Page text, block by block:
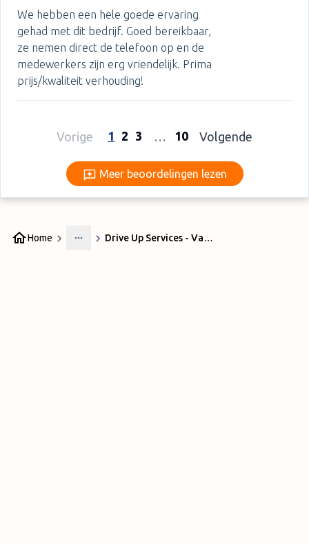
We hebben een hele goede ervaring
gehad met dit bedrijf. Goed bereikbaar,
ze nemen direct de telefoon op en de
medewerkers zijn erg vriendelijk. Prima
prijs/kwaliteit verhouding!
Vorige 1 2 3 … 10 Volgende
Meer beoordelingen lezen
Meer beoordelingen lezen
Home
More
Drive Up Services - Valet